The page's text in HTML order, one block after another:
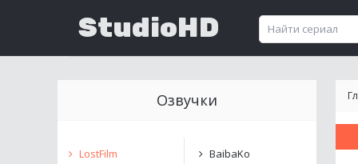
StudioHD
Озвучки
LostFilm BaibaKo